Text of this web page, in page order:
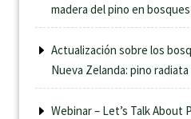
madera del pino en
Actualización sobre los
Nueva Zelanda: pino
Webinar – Let’s Talk About